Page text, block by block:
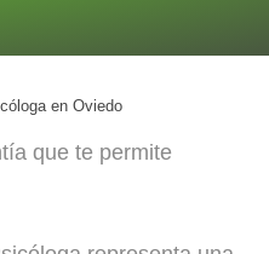
en Oviedo
que te permite